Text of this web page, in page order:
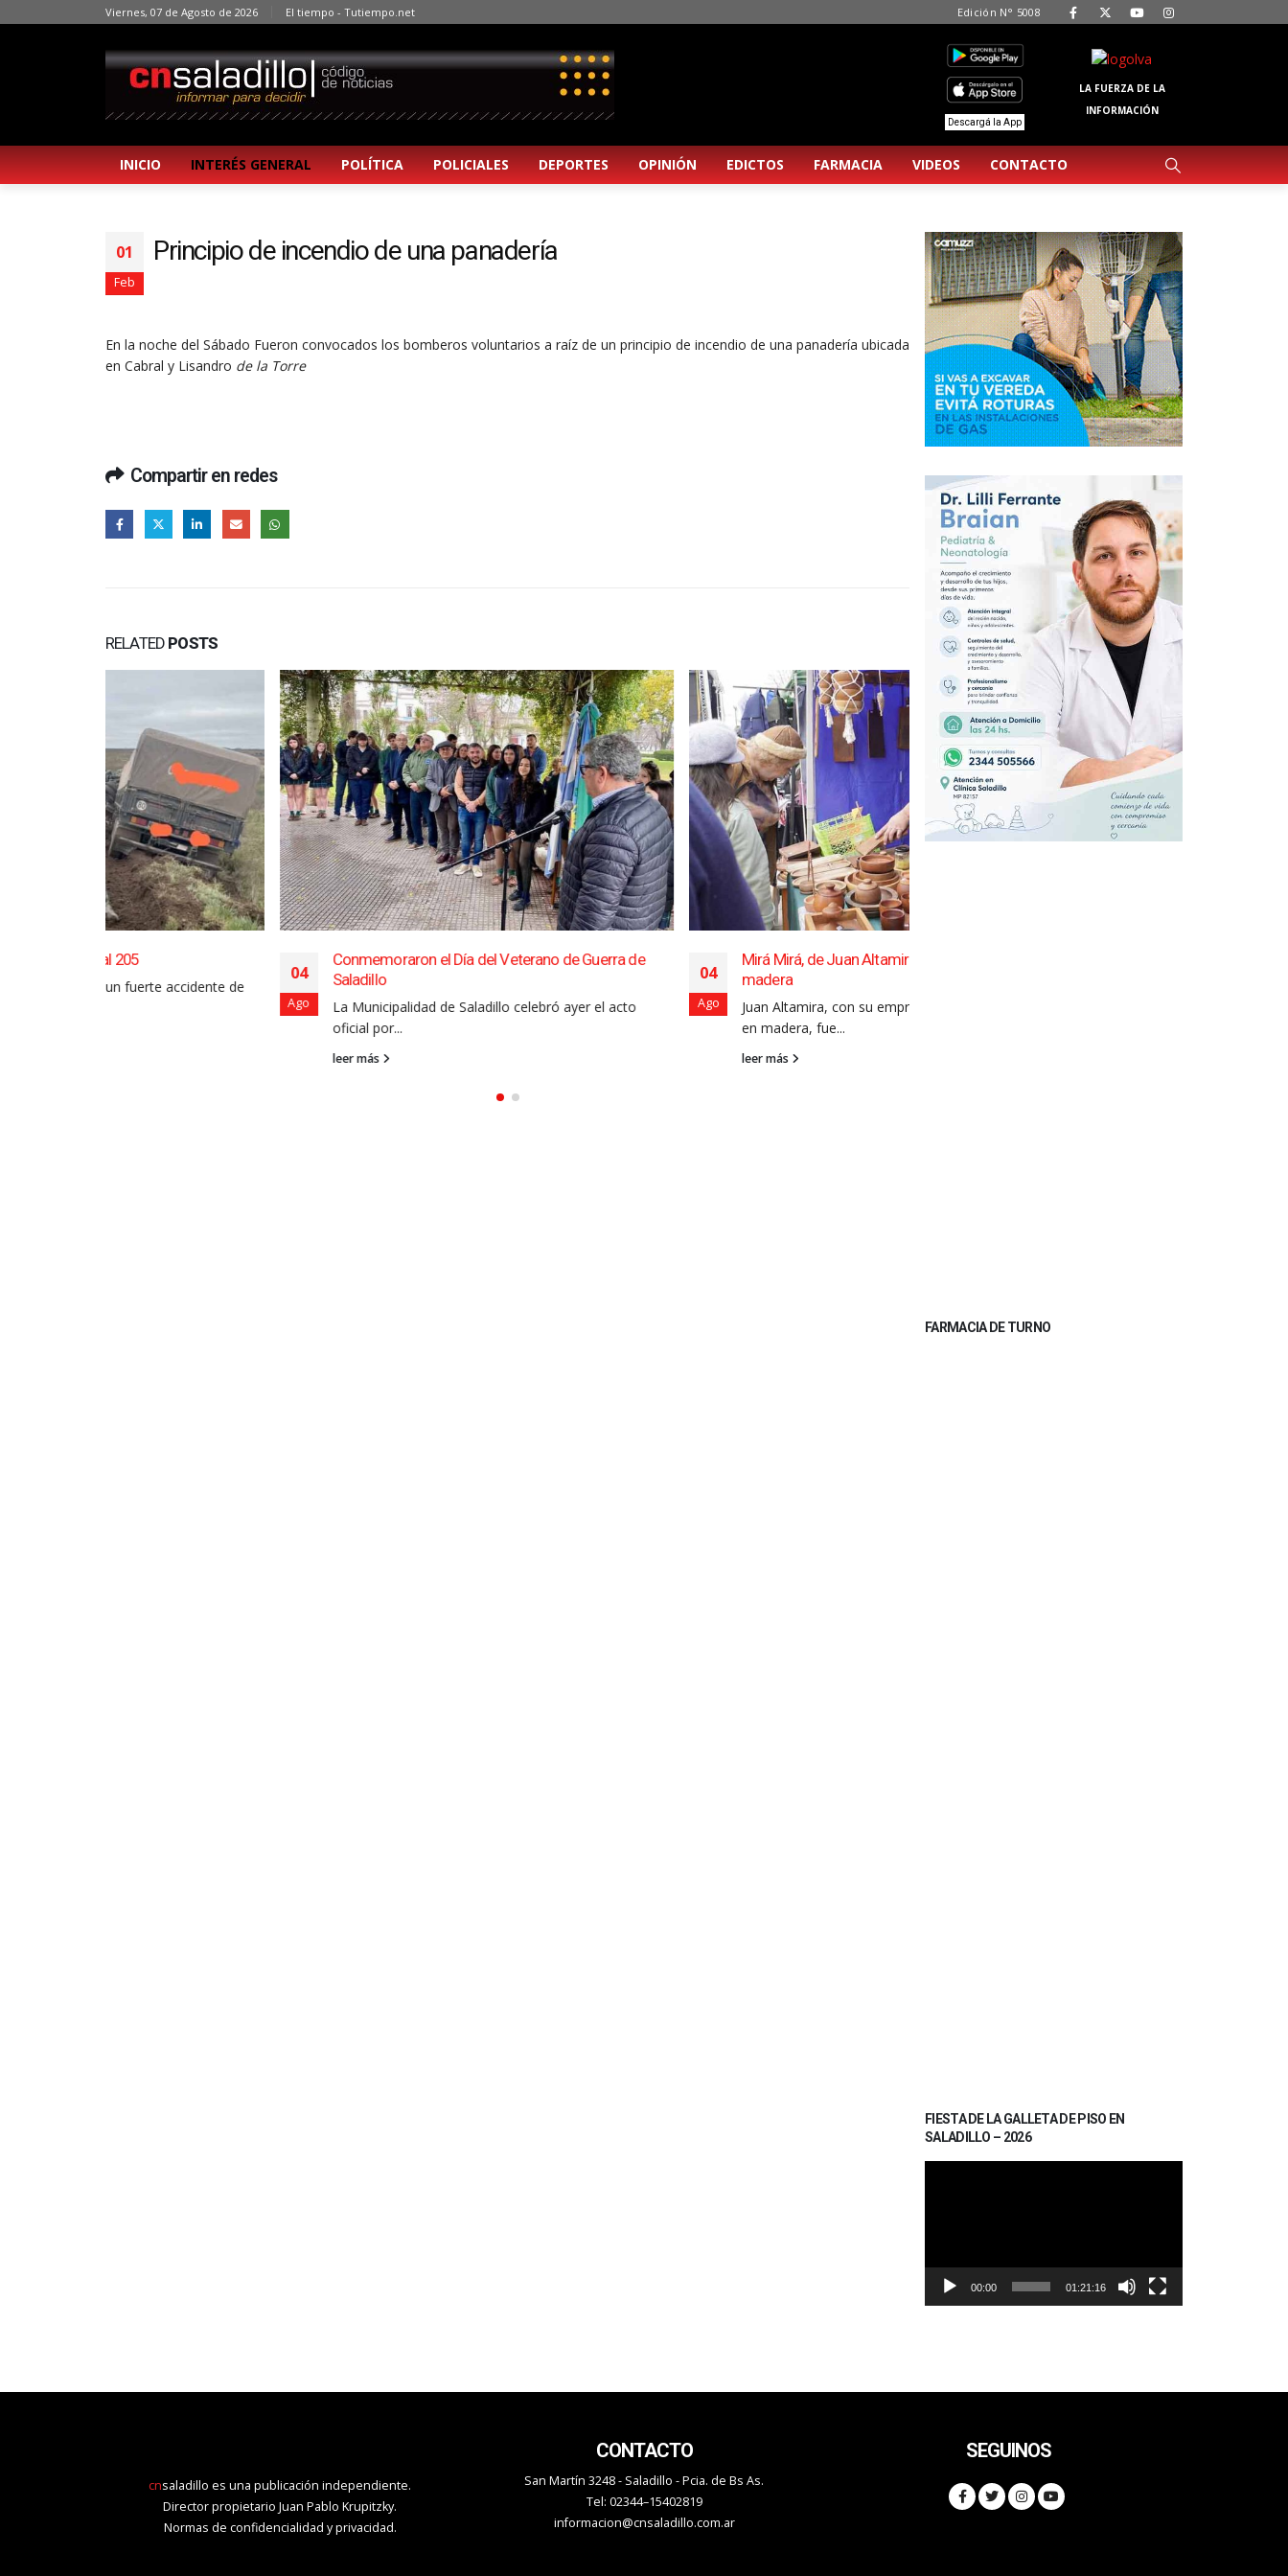
Viernes, 07 de Agosto de 2026 El tiempo - Tutiempo.net Edición N° 5008
Descargá la App
LA FUERZA DE LA
INFORMACIÓN
INICIO INTERÉS GENERAL POLÍTICA POLICIALES DEPORTES OPINIÓN EDICTOS FARMACIA VIDEOS CONTACTO
01
Feb
Principio de incendio de una panadería
En la noche del Sábado Fueron convocados los bomberos voluntarios a raíz de un principio de incendio de una panadería ubicada
en Cabral y Lisandro de la Torre
Compartir en redes
RELATED POSTS
Conmemoraron el Día del Veterano de Guerra de
Saladillo
La Municipalidad de Saladillo celebró ayer el acto
Ago
Mirá Mirá, de Juan Altamira: todo en artesanías en
Juan Altamira, con su emprendimiento de artesanías
FARMACIA DE TURNO
FIESTA DE LA GALLETA DE PISO EN
SALADILLO – 2026
00:00 01:21:16
cnsaladillo es una publicación independiente.
Director propietario Juan Pablo Krupitzky.
Normas de confidencialidad y privacidad.
CONTACTO
San Martín 3248 - Saladillo - Pcia. de Bs As.
Tel: 02344–15402819
informacion@cnsaladillo.com.ar
SEGUINOS